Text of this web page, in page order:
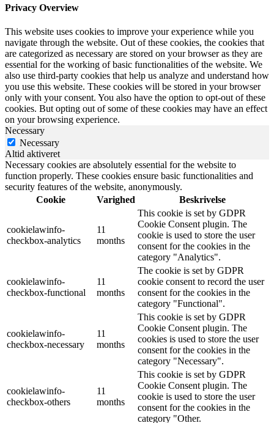
Privacy Overview
This website uses cookies to improve your experience while you
navigate through the website. Out of these cookies, the cookies that
are categorized as necessary are stored on your browser as they are
essential for the working of basic functionalities of the website. We
also use third-party cookies that help us analyze and understand how
you use this website. These cookies will be stored in your browser
only with your consent. You also have the option to opt-out of these
cookies. But opting out of some of these cookies may have an effect
on your browsing experience.
Necessary
Necessary
Altid aktiveret
Necessary cookies are absolutely essential for the website to
function properly. These cookies ensure basic functionalities and
security features of the website, anonymously.
Cookie
Varighed Beskrivelse
cookielawinfo-
checkbox-analytics
11
months
This cookie is set by GDPR
Cookie Consent plugin. The
cookie is used to store the user
consent for the cookies in the
category "Analytics".
cookielawinfo-
checkbox-functional
11
months
The cookie is set by GDPR
cookie consent to record the user
consent for the cookies in the
category "Functional".
cookielawinfo-
checkbox-necessary
11
months
This cookie is set by GDPR
Cookie Consent plugin. The
cookies is used to store the user
consent for the cookies in the
category "Necessary".
cookielawinfo-
checkbox-others
11
months
This cookie is set by GDPR
Cookie Consent plugin. The
cookie is used to store the user
consent for the cookies in the
category "Other.